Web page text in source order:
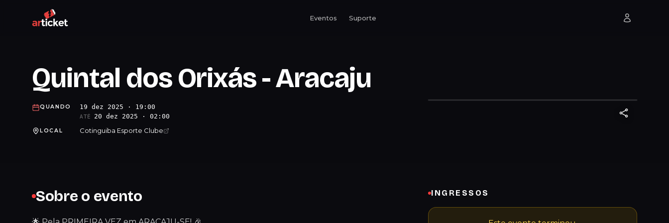
Eventos Suporte
Quintal dos Orixás - Aracaju
QUANDO 19 dez 2025 · 19:00
ATÉ 20 dez 2025 · 02:00
LOCAL Cotinguiba Esporte Clube
Sobre o evento INGRESSOS